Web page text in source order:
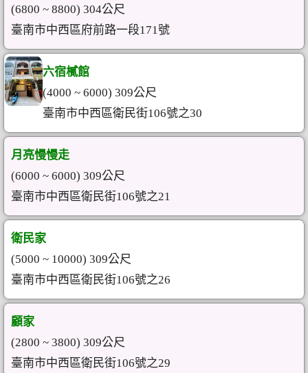
(6800 ~ 8800) 304公尺
臺南市中西區府前路一段171號
六宿樲館
(4000 ~ 6000) 309公尺
臺南市中西區衛民街106號之30
月亮慢慢走
(6000 ~ 6000) 309公尺
臺南市中西區衛民街106號之21
衛民家
(5000 ~ 10000) 309公尺
臺南市中西區衛民街106號之26
顧家
(2800 ~ 3800) 309公尺
臺南市中西區衛民街106號之29